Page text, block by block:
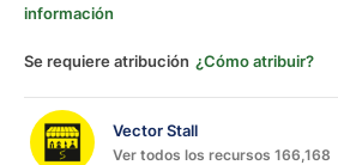
información
Se requiere atribución ¿Cómo atribuir?
Vector Stall
Ver todos los recursos 166,168